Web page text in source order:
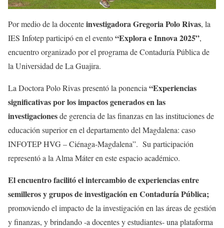
Por medio de la docenteinvestigadora Gregoria Polo Rivas, la
IES Infotep participó en el evento“Explora e Innova 2025”,
encuentro organizado por el programa de Contaduría Pública de
la Universidad de La Guajira.
La Doctora Polo Rivas presentó la ponencia “Experiencias
significativas por los impactos generados en las
investigacionesde gerencia de las finanzas en las instituciones de
educación superior en el departamento del Magdalena: caso
INFOTEP HVG – Ciénaga-Magdalena”. Su participación
representó a la Alma Máter en este espacio académico.
El encuentro facilitó el intercambio de experiencias entre
semilleros y grupos de investigación en Contaduría Pública;
promoviendo el impacto de la investigación en las áreas de gestión
y finanzas, y brindando -a docentes y estudiantes- una plataforma